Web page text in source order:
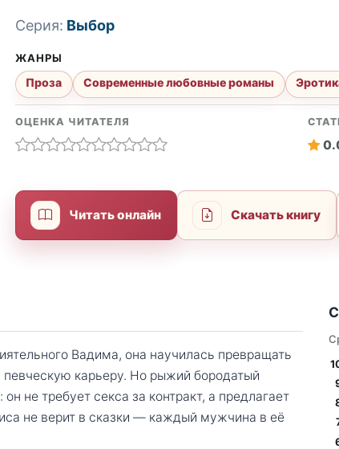
Серия: Выбор
ЖАНРЫ
Проза Современные любовные романы
ОЦЕНКА ЧИТАТЕЛЯ
Читать онлайн Скачать книгу
Вадима, она научилась превращать
карьеру. Но рыжий бородатый
не требует секса за контракт, а предлагает
не верит в сказки — каждый мужчина в её